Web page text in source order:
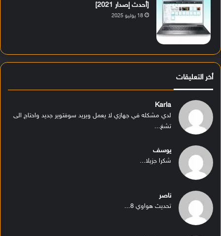
[أحدث إصدار 2021]
18 يوليو 2025
أخر التعليقات
Karla
لدي مشكله في جهازي لا يعمل ويريد سوفتوير جديد واحتاج الى
تشغ...
يوسف
شكرا جزيلا...
ناصر
تحديث هواوي 8...